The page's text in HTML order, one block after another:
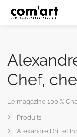
All Categories
Chef,
Le magazine 100 %
Produits
Alexandre Drillet